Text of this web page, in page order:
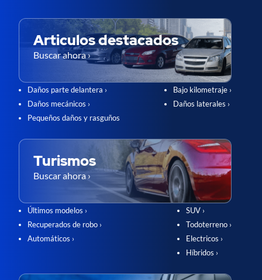
Articulos destacados
Buscar ahora ›
Daños parte delantera ›
Daños mecánicos ›
Pequeños daños y rasguños
Bajo kilometraje ›
Daños laterales ›
Turismos
Buscar ahora ›
Últimos modelos ›
Recuperados de robo ›
Automáticos ›
SUV ›
Todoterreno ›
Electricos ›
Híbridos ›